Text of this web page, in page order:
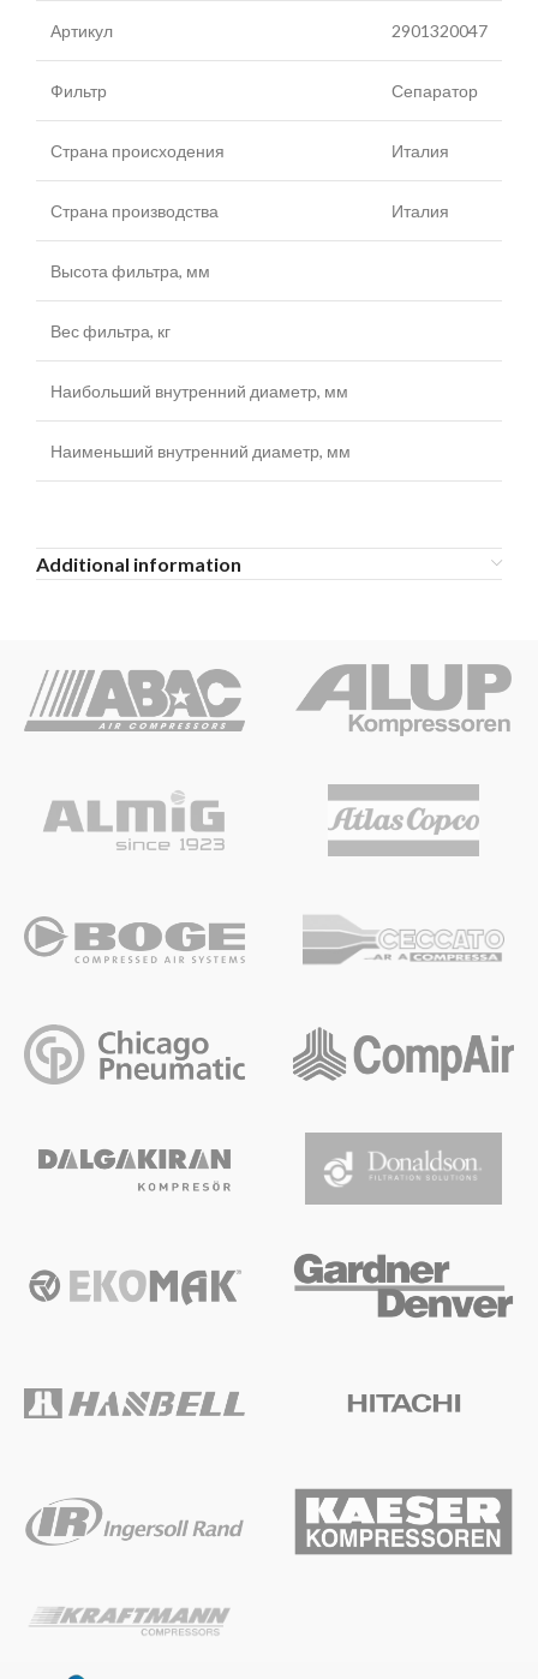
Артикул 2901320047
Фильтр Сепаратор
Страна происходения Италия
Страна производства Италия
Высота фильтра, мм
Вес фильтра, кг
Наибольший внутренний диаметр, мм
Наименьший внутренний диаметр, мм
Additional information